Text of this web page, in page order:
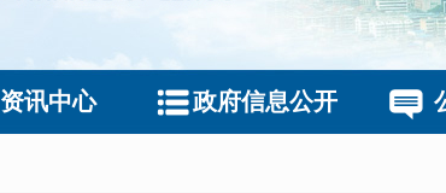
资讯中心 政府信息公开